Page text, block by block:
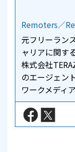
Remoters／
元フリーラン
ャリアに関す
株式会社
のエージェン
ワークメディ